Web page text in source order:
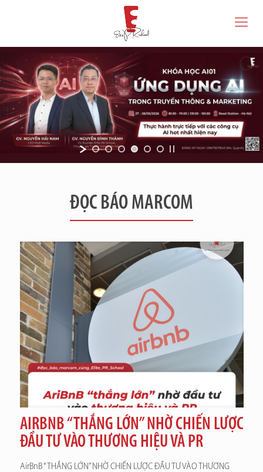
ĐỌC BÁO MARCOM
AIRBNB “THẮNG LỚN” NHỜ CHIẾN LƯỢC
ĐẦU TƯ VÀO THƯƠNG HIỆU VÀ PR
AirBnB “THẮNG LỚN” NHỜ CHIẾN LƯỢC ĐẦU TƯ VÀO THƯƠNG